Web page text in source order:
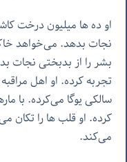
او ده ها میلیون درخت
نجات بدهد. می‌خواهد
سالکی یوگا می‌کرده. با
کرده. او قلب ها را تکان
می‌کند.